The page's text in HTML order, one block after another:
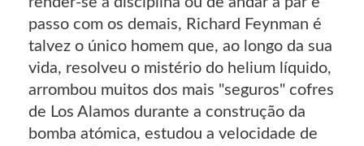
passo com os demais, Richard Feynman é
talvez o único homem que, ao longo da sua
vida, resolveu o mistério do helium líquido,
arrombou muitos dos mais "seguros" cofres
de Los Alamos durante a construção da
bomba atómica, estudou a velocidade de